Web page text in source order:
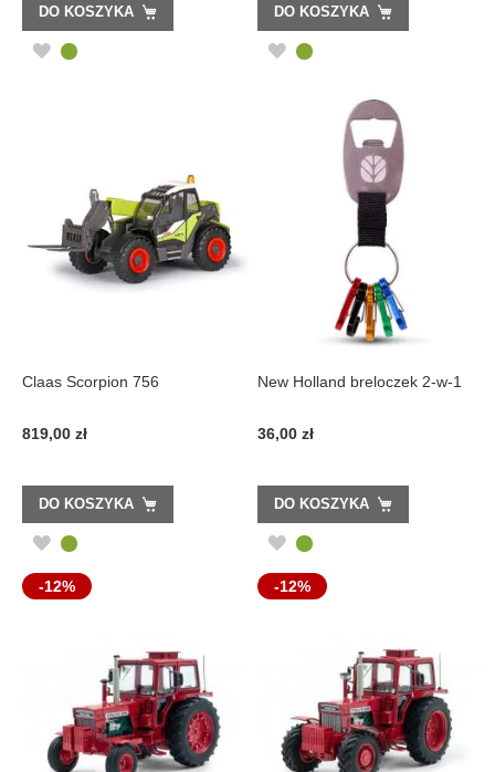
DO KOSZYKA
DODAJ
DO KOSZYKA
DODAJ
ŻYCZEŃ
Claas Scorpion 756
819,00 zł
DO KOSZYKA
DODAJ
DO
ŻYCZEŃ
New Holland breloczek 2-w-1
36,00 zł
DO KOSZYKA
DODAJ
DO
-12% -12%